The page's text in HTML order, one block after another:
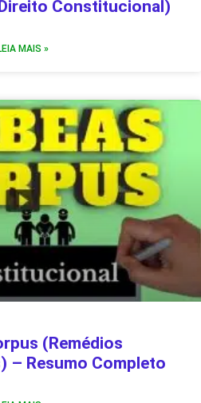
Constitucional)
MAIS »
(Remédios
– Resumo Completo